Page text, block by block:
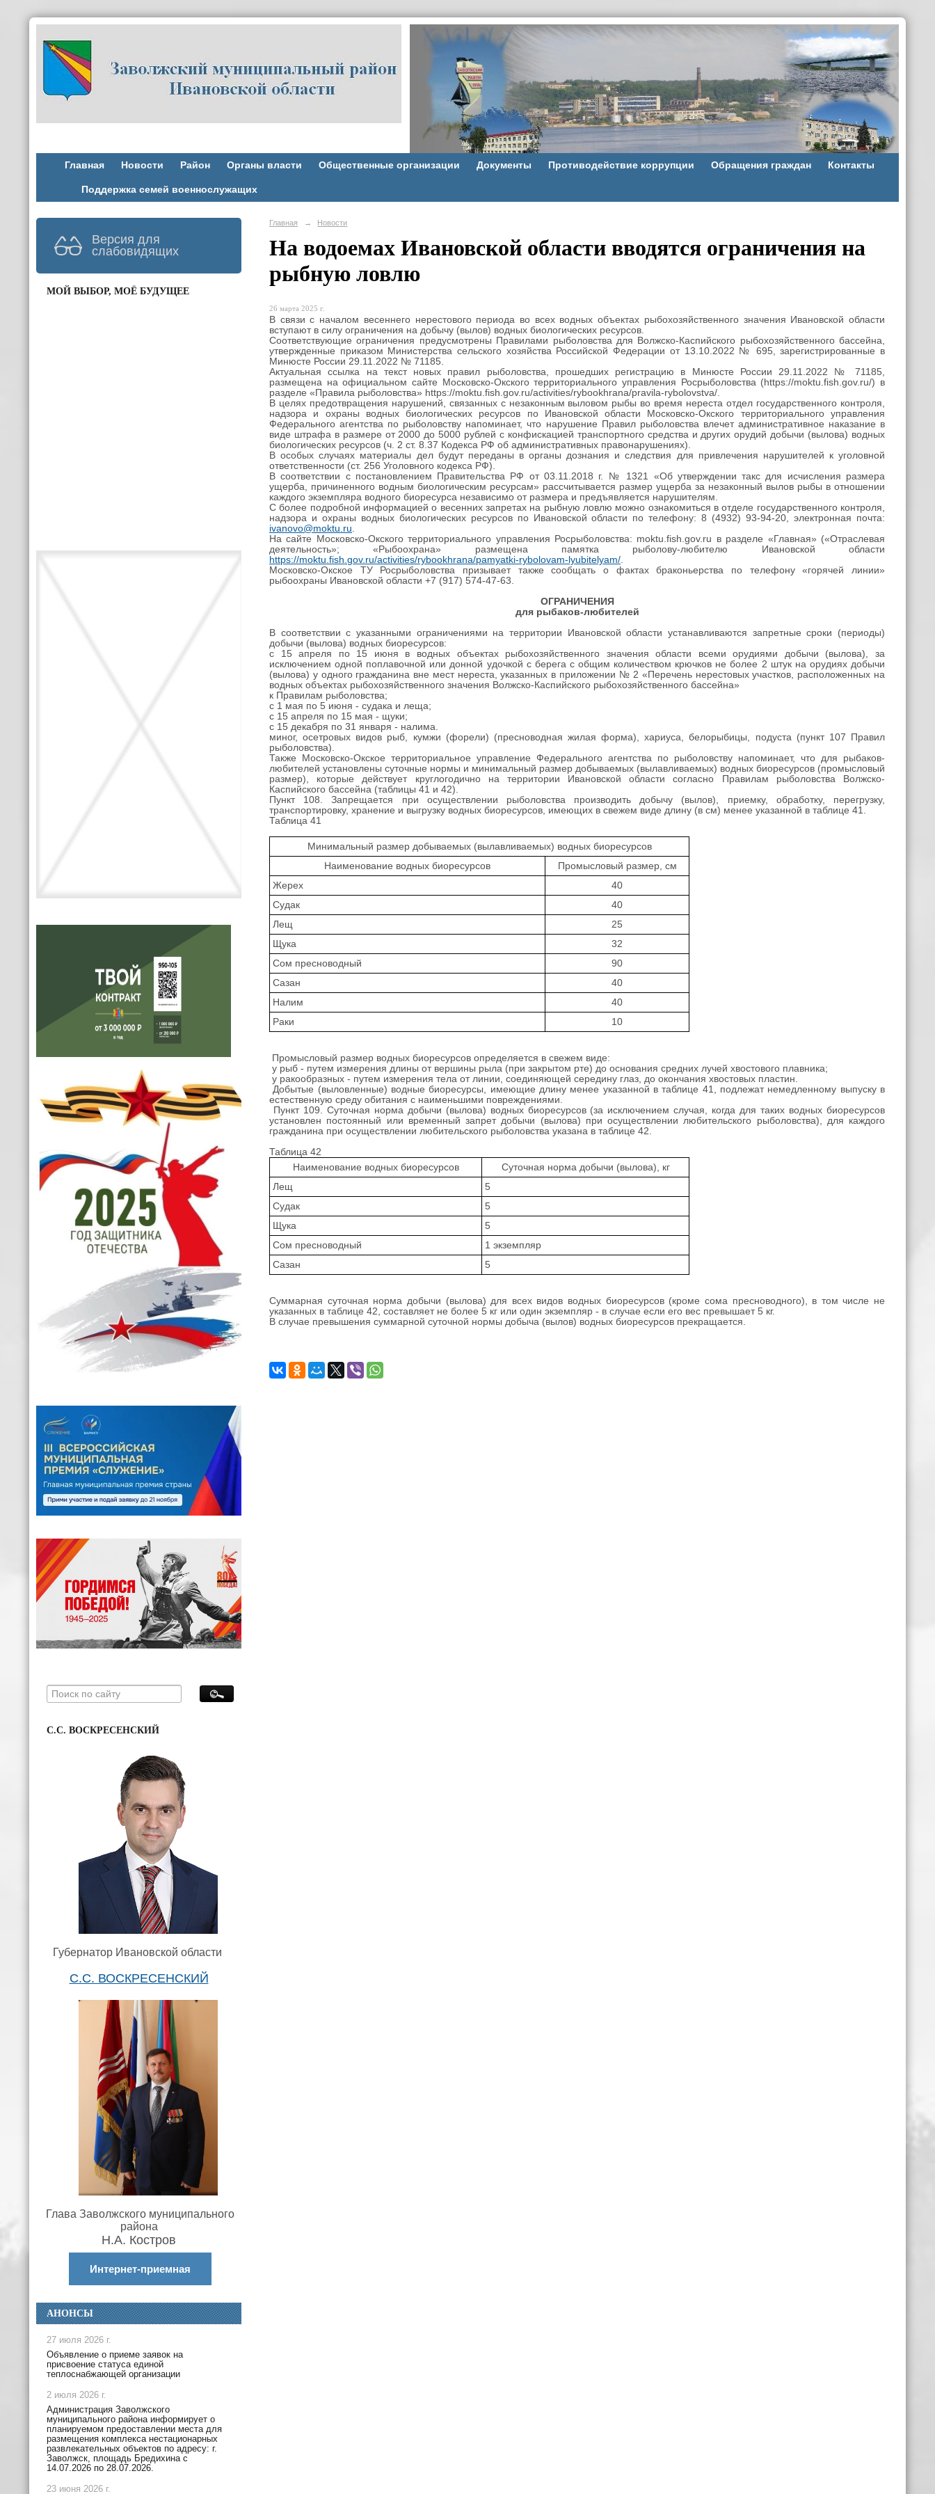
Главная Новости Район Органы власти Общественные организации Документы Противодействие коррупции Обращения граждан Контакты
Поддержка семей военнослужащих
Версия для
слабовидящих
МОЙ ВЫБОР, МОЁ БУДУЩЕЕ
С.С. ВОСКРЕСЕНСКИЙ
Губернатор Ивановской области
С.С. ВОСКРЕСЕНСКИЙ
Глава Заволжского муниципального
района
Н.А. Костров
Интернет-приемная
АНОНСЫ
27 июля 2026 г.
Объявление о приеме заявок на
присвоение статуса единой
теплоснабжающей организации
2 июля 2026 г.
Администрация Заволжского
муниципального района информирует о
планируемом предоставлении места для
размещения комплекса нестационарных
развлекательных объектов по адресу: г.
Заволжск, площадь Бредихина с
14.07.2026 по 28.07.2026.
23 июня 2026 г.
Главная → Новости
На водоемах Ивановской области вводятся ограничения на
рыбную ловлю
26 марта 2025 г.
В связи с началом весеннего нерестового периода во всех водных объектах рыбохозяйственного значения Ивановской области
вступают в силу ограничения на добычу (вылов) водных биологических ресурсов.
Соответствующие ограничения предусмотрены Правилами рыболовства для Волжско-Каспийского рыбохозяйственного бассейна,
утвержденные приказом Министерства сельского хозяйства Российской Федерации от 13.10.2022 № 695, зарегистрированные в
Минюсте России 29.11.2022 № 71185.
Актуальная ссылка на текст новых правил рыболовства, прошедших регистрацию в Минюсте России 29.11.2022 № 71185,
размещена на официальном сайте Московско-Окского территориального управления Росрыболовства (https://moktu.fish.gov.ru/) в
разделе «Правила рыболовства» https://moktu.fish.gov.ru/activities/rybookhrana/pravila-rybolovstva/.
В целях предотвращения нарушений, связанных с незаконным выловом рыбы во время нереста отдел государственного контроля,
надзора и охраны водных биологических ресурсов по Ивановской области Московско-Окского территориального управления
Федерального агентства по рыболовству напоминает, что нарушение Правил рыболовства влечет административное наказание в
виде штрафа в размере от 2000 до 5000 рублей с конфискацией транспортного средства и других орудий добычи (вылова) водных
биологических ресурсов (ч. 2 ст. 8.37 Кодекса РФ об административных правонарушениях).
В особых случаях материалы дел будут переданы в органы дознания и следствия для привлечения нарушителей к уголовной
ответственности (ст. 256 Уголовного кодекса РФ).
В соответствии с постановлением Правительства РФ от 03.11.2018 г. № 1321 «Об утверждении такс для исчисления размера
ущерба, причиненного водным биологическим ресурсам» рассчитывается размер ущерба за незаконный вылов рыбы в отношении
каждого экземпляра водного биоресурса независимо от размера и предъявляется нарушителям.
С более подробной информацией о весенних запретах на рыбную ловлю можно ознакомиться в отделе государственного контроля,
надзора и охраны водных биологических ресурсов по Ивановской области по телефону: 8 (4932) 93-94-20, электронная почта:
ivanovo@moktu.ru
На сайте Московско-Окского территориального управления Росрыболовства: moktu.fish.gov.ru в разделе «Главная» («Отраслевая
деятельность»; «Рыбоохрана» размещена памятка рыболову-любителю Ивановской области
https://moktu.fish.gov.ru/activities/rybookhrana/pamyatki-rybolovam-lyubitelyam/
Московско-Окское ТУ Росрыболовства призывает также сообщать о фактах браконьерства по телефону «горячей линии»
рыбоохраны Ивановской области +7 (917) 574-47-63.
ОГРАНИЧЕНИЯ
для рыбаков-любителей
В соответствии с указанными ограничениями на территории Ивановской области устанавливаются запретные сроки (периоды)
добычи (вылова) водных биоресурсов:
с 15 апреля по 15 июня в водных объектах рыбохозяйственного значения области всеми орудиями добычи (вылова), за
исключением одной поплавочной или донной удочкой с берега с общим количеством крючков не более 2 штук на орудиях добычи
(вылова) у одного гражданина вне мест нереста, указанных в приложении № 2 «Перечень нерестовых участков, расположенных на
водных объектах рыбохозяйственного значения Волжско-Каспийского рыбохозяйственного бассейна»
к Правилам рыболовства;
с 1 мая по 5 июня - судака и леща;
с 15 апреля по 15 мая - щуки;
с 15 декабря по 31 января - налима.
миног, осетровых видов рыб, кумжи (форели) (пресноводная жилая форма), хариуса, белорыбицы, подуста (пункт 107 Правил
рыболовства).
Также Московско-Окское территориальное управление Федерального агентства по рыболовству напоминает, что для рыбаков-
любителей установлены суточные нормы и минимальный размер добываемых (вылавливаемых) водных биоресурсов (промысловый
размер), которые действует круглогодично на территории Ивановской области согласно Правилам рыболовства Волжско-
Каспийского бассейна (таблицы 41 и 42).
Пункт 108. Запрещается при осуществлении рыболовства производить добычу (вылов), приемку, обработку, перегрузку,
транспортировку, хранение и выгрузку водных биоресурсов, имеющих в свежем виде длину (в см) менее указанной в таблице 41.
Таблица 41
Минимальный размер добываемых (вылавливаемых) водных биоресурсов
Наименование водных биоресурсов
Промысловый размер, см
Жерех
40
Судак
40
Лещ
25
Щука
32
Сом пресноводный
90
Сазан
40
Налим
40
Раки
10
Промысловый размер водных биоресурсов определяется в свежем виде:
у рыб - путем измерения длины от вершины рыла (при закрытом рте) до основания средних лучей хвостового плавника;
у ракообразных - путем измерения тела от линии, соединяющей середину глаз, до окончания хвостовых пластин.
Добытые (выловленные) водные биоресурсы, имеющие длину менее указанной в таблице 41, подлежат немедленному выпуску в
естественную среду обитания с наименьшими повреждениями.
Пункт 109. Суточная норма добычи (вылова) водных биоресурсов (за исключением случая, когда для таких водных биоресурсов
установлен постоянный или временный запрет добычи (вылова) при осуществлении любительского рыболовства), для каждого
гражданина при осуществлении любительского рыболовства указана в таблице 42.
Таблица 42
Наименование водных биоресурсов
Суточная норма добычи (вылова), кг
Лещ
5
Судак
5
Щука
5
Сом пресноводный
1 экземпляр
Сазан
5
Суммарная суточная норма добычи (вылова) для всех видов водных биоресурсов (кроме сома пресноводного), в том числе не
указанных в таблице 42, составляет не более 5 кг или один экземпляр - в случае если его вес превышает 5 кг.
В случае превышения суммарной суточной нормы добыча (вылов) водных биоресурсов прекращается.